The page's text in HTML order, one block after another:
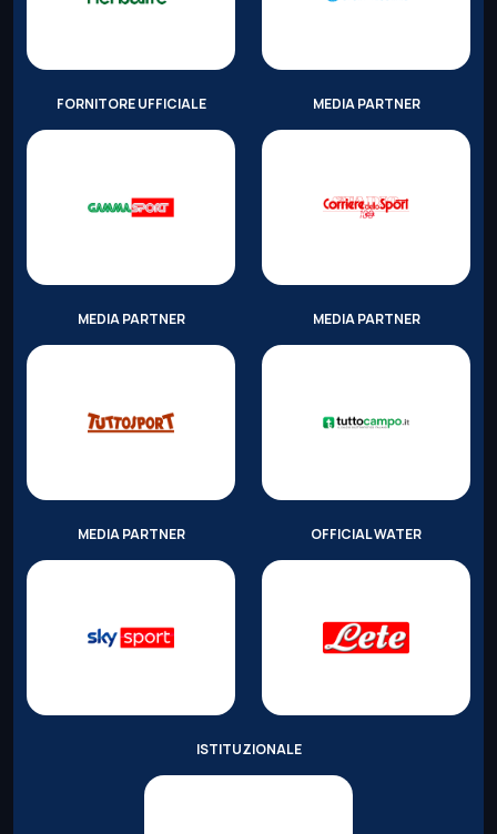
FORNITORE UFFICIALE MEDIA PARTNER
MEDIA PARTNER MEDIA PARTNER
MEDIA PARTNER OFFICIAL WATER
ISTITUZIONALE